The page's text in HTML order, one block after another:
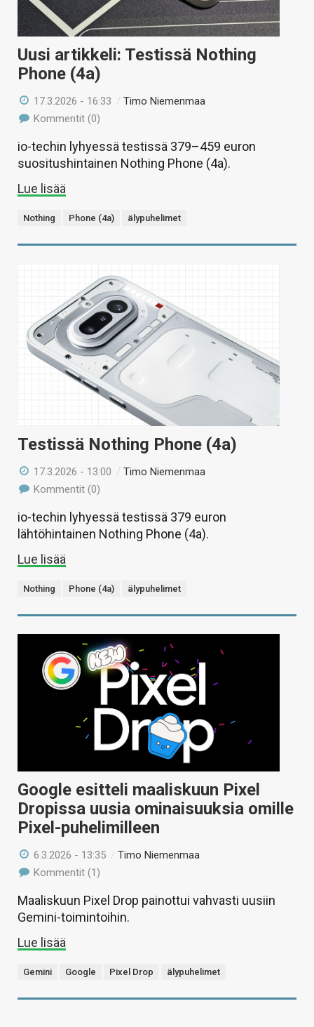
Uusi artikkeli: Testissä Nothing
Phone (4a)
17.3.2026 - 16:33 /Timo Niemenmaa
Kommentit (0)
io-techin lyhyessä testissä 379–459 euron
suositushintainen Nothing Phone (4a).
Lue lisää
Nothing Phone (4a) älypuhelimet
Testissä Nothing Phone (4a)
17.3.2026 - 13:00 /Timo Niemenmaa
Kommentit (0)
io-techin lyhyessä testissä 379 euron
lähtöhintainen Nothing Phone (4a).
Lue lisää
Nothing Phone (4a) älypuhelimet
Google esitteli maaliskuun Pixel
Dropissa uusia ominaisuuksia omille
Pixel-puhelimilleen
6.3.2026 - 13:35 /Timo Niemenmaa
Kommentit (1)
Maaliskuun Pixel Drop painottui vahvasti uusiin
Gemini-toimintoihin.
Lue lisää
Gemini Google Pixel Drop älypuhelimet